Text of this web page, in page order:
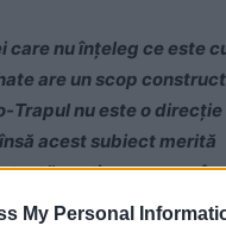
My Personal
care nu înţeleg ce este
are un scop
Trapul nu este o direcţie
acest subiect merită
toată susţinerea mea,
fericit de ce a ieşit.